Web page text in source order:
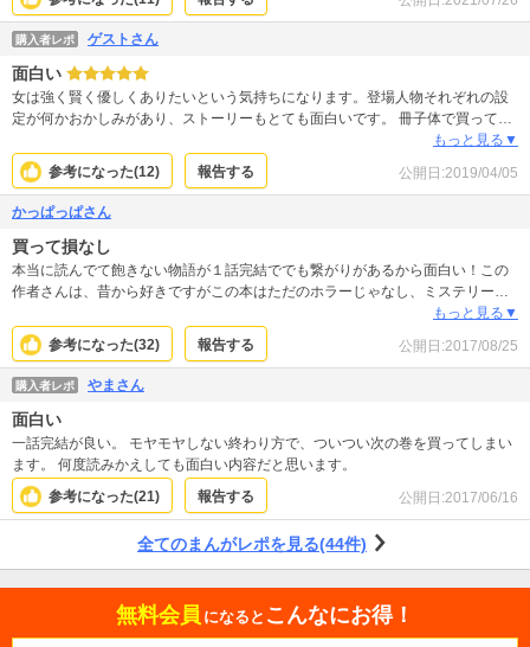
の生き物も、皆面白い。そう思わせてくれる素敵な作品です。美人で凛とした
お妖さんも素敵で魅力的なキャラクターに奥深いストーリーに1番虜になった漫
画です。No.1です！
購入者レポ ゲストさん
面白い
女は強く賢く優しくありたいという気持ちになります。登場人物それぞれの設
定が何かおかしみがあり、ストーリーもとても面白いです。 冊子体で買ってウ
チに来た方に読んでもらおうと思っていますがついつい携帯でも読みたくなる
ね(^◇^;) 作者様応援してます！！
もっと見る▼
参考になった(12) 報告する 公開日:2019/04/05
かっぱっぱさん
買って損なし
本当に読んでて飽きない物語が１話完結ででも繋がりがあるから面白い！この
作者さんは、昔から好きですがこの本はただのホラーじゃなし、ミステリーで
なし、サスペンスでなし、恋愛モノってわけでもなく色々な物が入ってて楽し
い！まだまだ続き読みたいって思える作品です。買って損はしないと思いまし
た！
もっと見る▼
参考になった(32) 報告する 公開日:2017/08/25
購入者レポ やまさん
面白い
一話完結が良い。 モヤモヤしない終わり方で、ついつい次の巻を買ってしまい
ます。 何度読みかえしても面白い内容だと思います。
参考になった(21) 報告する 公開日:2017/06/16
全てのまんがレポを見る(44件)
無料会員 になると こんなにお得！